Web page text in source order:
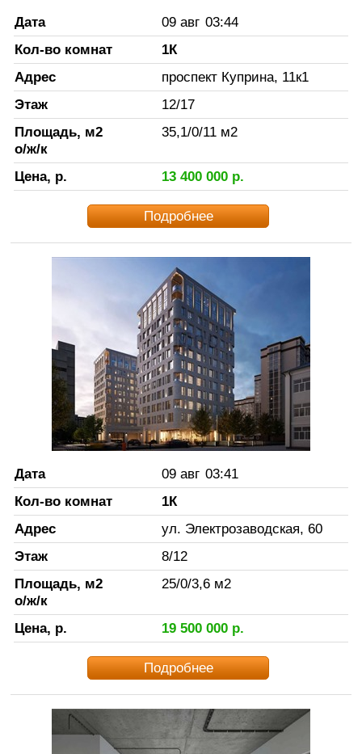
Дата 09 авг 03:44
Кол-во комнат
1К
Адрес
проспект Куприна, 11к1
Этаж
12/17
Площадь, м2
о/ж/к
35,1/0/11 м2
Цена, р. 13 400 000р.
Подробнее
Дата 09 авг 03:41
Кол-во комнат
1К
Адрес
ул. Электрозаводская, 60
Этаж
8/12
Площадь, м2
о/ж/к
25/0/3,6 м2
Цена, р. 19 500 000р.
Подробнее